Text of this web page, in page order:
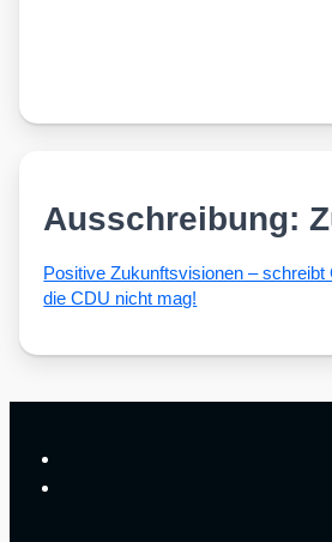
Ausschreibung:
Posi­ti­ve Zukunfts­vi­sio­nen –
die CDU nicht mag!